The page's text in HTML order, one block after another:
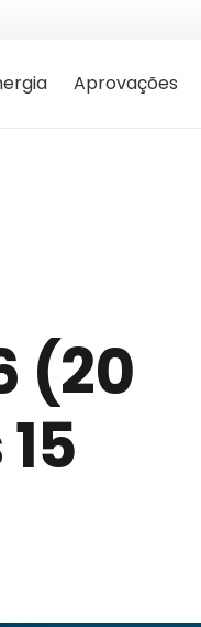
Aprovações
(20